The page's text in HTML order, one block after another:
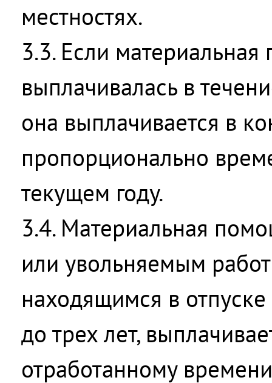
местностях.
3.3. Если
выплачивалась в
она выплачивается в
пропорционально
текущем году.
3.4. Материальная
или увольняемым
находящимся в
до трех лет,
отработанному